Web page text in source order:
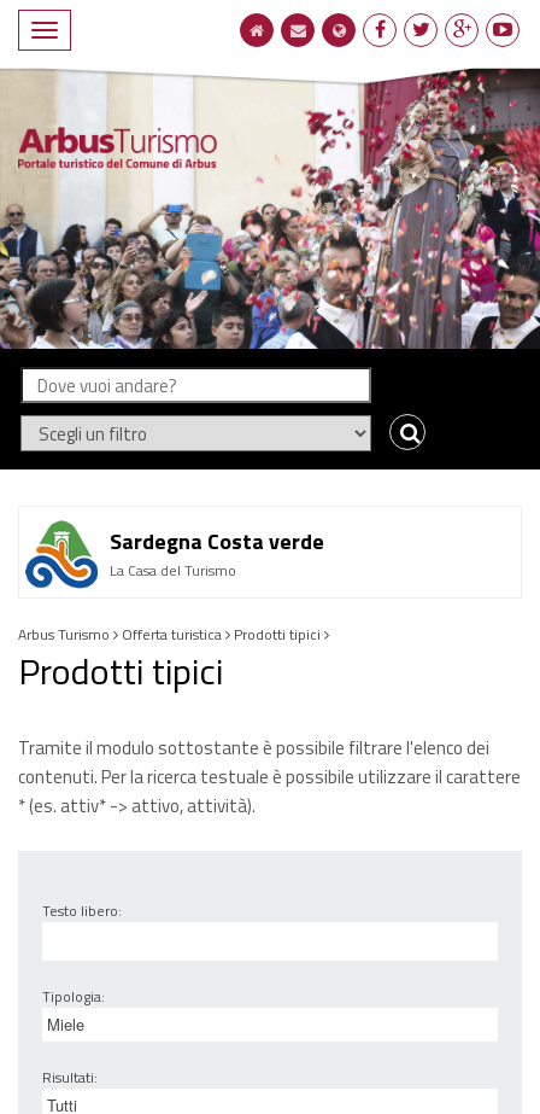
Navigatione
compatta
Sardegna Costa verde
La Casa del Turismo
Arbus Turismo Offerta turistica Prodotti tipici
Prodotti tipici
Tramite il modulo sottostante è possibile filtrare l'elenco dei
contenuti. Per la ricerca testuale è possibile utilizzare il carattere
* (es. attiv* -> attivo, attività).
Testo libero:
Tipologia:
Risultati: